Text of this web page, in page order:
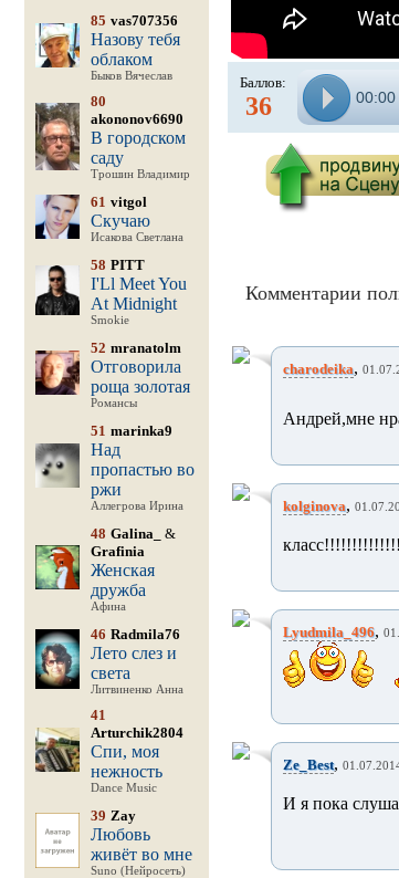
85 vas707356
Назову тебя
облаком
Быков Вячеслав
80
akononov6690
В городском
саду
Трошин Владимир
61 vitgol
Скучаю
Исакова Светлана
58 PITT
I'Ll Meet You
At Midnight
Smokie
52 mranatolm
Отговорила
роща золотая
Романсы
51 marinka9
Над
пропастью во
ржи
Аллегрова Ирина
48 Galina_
&
Grafinia
Женская
дружба
Афина
46 Radmila76
Лето слез и
света
Литвиненко Анна
41
Arturchik2804
Спи, моя
нежность
Dance Music
39 Zay
Любовь
живёт во мне
Suno (Нейросеть)
Баллов:
36 00:00
Комментарии
charodeika,
Андрей,мне
kolginova,
Lyudmila_496,
Ze_Best,
И я пока